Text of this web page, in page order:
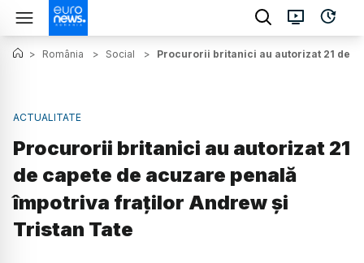
> România > Social > Procurorii britanici au autorizat 21 de
ACTUALITATE
Procurorii britanici au autorizat 21
de capete de acuzare penală
împotriva fraților Andrew și
Tristan Tate